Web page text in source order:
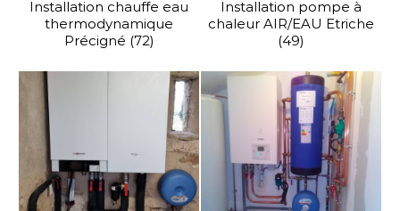
Installation chauffe eau
thermodynamique
Précigné (72)
Installation pompe à
chaleur AIR/EAU Etriche
(49)